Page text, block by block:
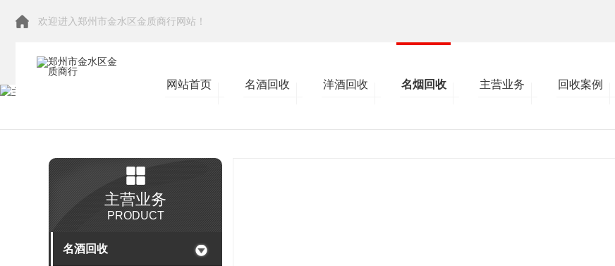
欢迎进入郑州市金水区金质商行网站！
网站首页 名酒回收 洋酒回收 名烟回收 主营业务 回收案例
主营业务
PRODUCT
名酒回收